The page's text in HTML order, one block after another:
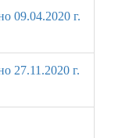
09.04.2020 г.
27.11.2020 г.